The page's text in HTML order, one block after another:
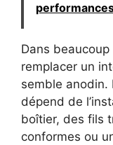
Dans
remplacer un
semble anodin.
dépend de
boîtier, des fils
conformes ou